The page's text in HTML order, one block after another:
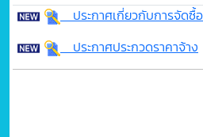
ประกาศเกี่ยวกับการจัด
ประกาศประกวดราคาจ้าง